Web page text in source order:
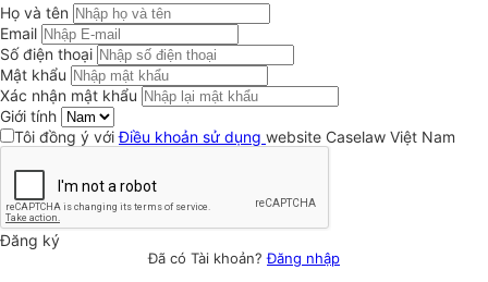
Họ và tên
Email
Số điện thoại
Mật khẩu
Xác nhận mật khẩu
Giới tính
Tôi đồng ý vớiĐiều khoản sử dụng website Caselaw Việt Nam
Đăng ký
Đã có Tài khoản?Đăng nhập